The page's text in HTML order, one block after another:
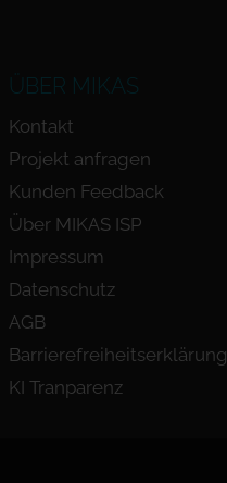
ÜBER MIKAS
Kontakt
Projekt anfragen
Kunden Feedback
Über MIKAS ISP
Impressum
Datenschutz
AGB
Barrierefreiheits­erklärung
KI Tranparenz